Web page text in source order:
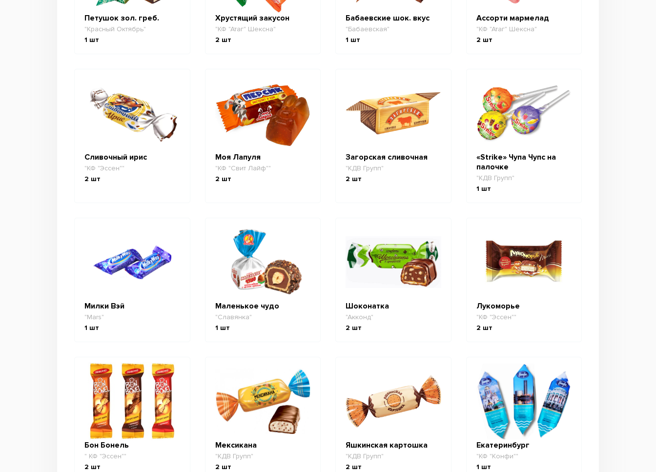
Петушок зол. греб.
"Красный Октябрь"
1 шт
Хрустящий закусон
"КФ "Атаг" Шексна"
2 шт
Бабаевские шок. вкус
"Бабаевская"
1 шт
Ассорти мармелад
"КФ "Атаг" Шексна"
2 шт
Сливочный ирис
"КФ "Эссен""
2 шт
Моя Лапуля
"КФ "Свит Лайф""
2 шт
Загорская сливочная
"КДВ Групп"
2 шт
«Strike» Чупа Чупс на
палочке
"КДВ Групп"
1 шт
Милки Вэй
"Mars"
1 шт
Маленькое чудо
"Славянка"
1 шт
Шоконатка
"Акконд"
2 шт
Лукоморье
"КФ "Эссен""
2 шт
Бон Бонель
" КФ "Эссен""
2 шт
Мексикана
"КДВ Групп"
2 шт
Яшкинская картошка
"КДВ Групп"
2 шт
Екатеринбург
"КФ "Конфи""
1 шт